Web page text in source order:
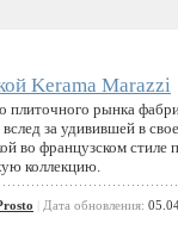
Kerama Marazzi
плиточного рынка
за удивившей в
во французском стиле
коллекцию.
Дата обновления: